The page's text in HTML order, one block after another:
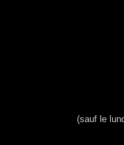
(sauf le